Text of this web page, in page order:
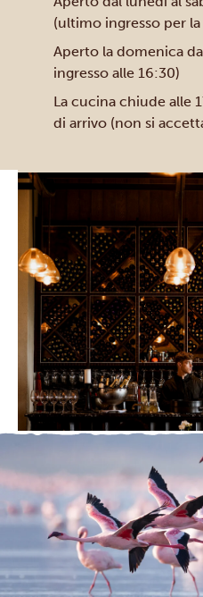
(ultimo ingresso per
Aperto la domenica
ingresso alle 16:30)
La cucina chiude alle
di arrivo (non si